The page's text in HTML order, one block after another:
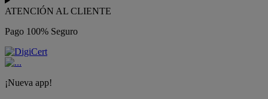
ATENCIÓN AL CLIENTE
Pago 100% Seguro
¡Nueva app!